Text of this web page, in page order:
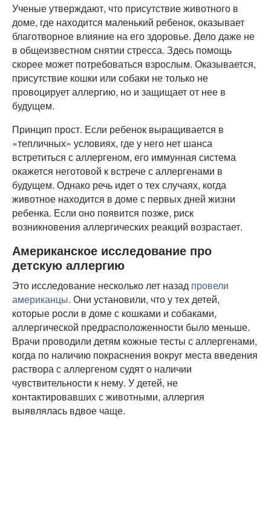
Ученые утверждают, что присутствие животного в
доме, где находится маленький ребенок, оказывает
благотворное влияние на его здоровье. Дело даже не
в общеизвестном снятии стресса. Здесь помощь
скорее может потребоваться взрослым. Оказывается,
присутствие кошки или собаки не только не
провоцирует аллергию, но и защищает от нее в
будущем.
Принцип прост. Если ребенок выращивается в
«тепличных» условиях, где у него нет шанса
встретиться с аллергеном, его иммунная система
окажется неготовой к встрече с аллергенами в
будущем. Однако речь идет о тех случаях, когда
животное находится в доме с первых дней жизни
ребенка. Если оно появится позже, риск
возникновения аллергических реакций возрастает.
Американское исследование про
детскую аллергию
Это исследование несколько лет назад провели
американцы. Они установили, что у тех детей,
которые росли в доме с кошками и собаками,
аллергической предрасположенности было меньше.
Врачи проводили детям кожные тесты с аллергенами,
когда по наличию покраснения вокруг места введения
раствора с аллергеном судят о наличии
чувствительности к нему. У детей, не
контактировавших с животными, аллергия
выявлялась вдвое чаще.